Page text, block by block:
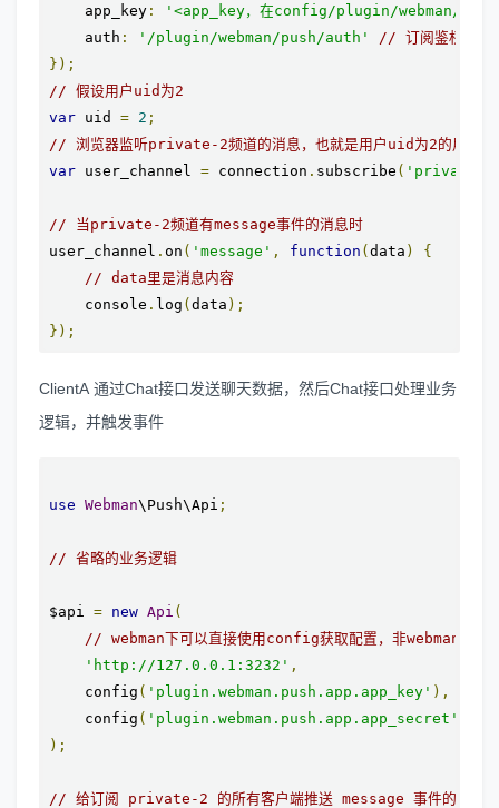
    app_key
:
'<app_key，在config/plugin/webman/
    auth
: '/plugin/webman/push/auth'
// 订阅鉴权(仅
});
// 假设用户uid为2
var uid = 2 ;
// 浏览器监听private-2频道的消息，也就是用户uid为2的用户消
var user_channel = connection . subscribe ( 'private-'
// 当private-2频道有message事件的消息时
user_channel . on ( 'message' , function ( data )
{
// data里是消息内容
    console
. log ( data );
});
ClientA 通过Chat接口发送聊天数据，然后Chat接口处理业务
逻辑，并触发事件
use Webman\Push\Api ;
// 省略的业务逻辑
$api = new Api (
// webman下可以直接使用config获取配置，非webman环境
'http://127.0.0.1:3232' ,
    config
( 'plugin.webman.push.app.app_key' ),
    config
( 'plugin.webman.push.app.app_secret'
);
// 给订阅 private-2 的所有客户端推送 message 事件的消息